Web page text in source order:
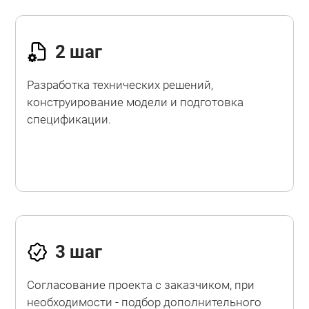
2 шаг
Разработка технических решений,
конструирование модели и подготовка
спецификации.
3 шаг
Согласование проекта с заказчиком, при
необходимости - подбор дополнительного